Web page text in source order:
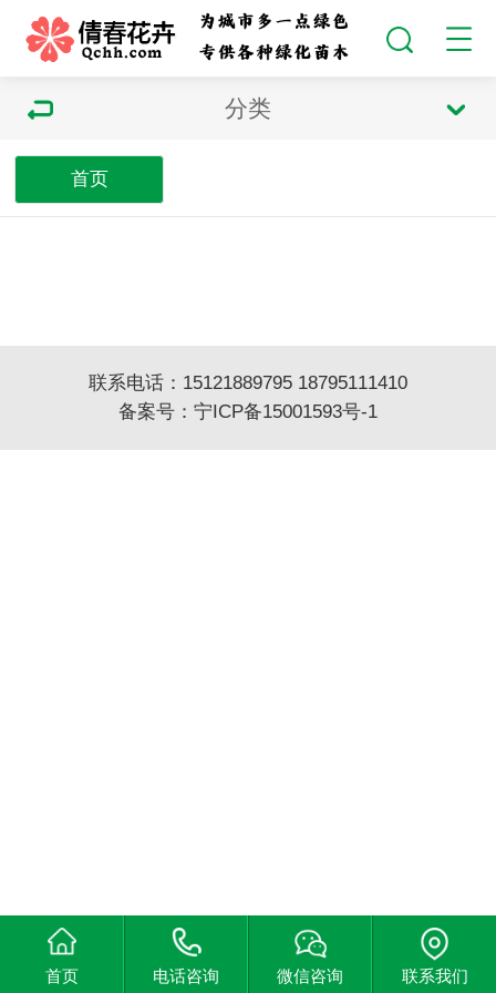
分类
首页
联系电话：15121889795 18795111410
备案号： 宁ICP备15001593号-1
首页 电话咨询 微信咨询 联系我们